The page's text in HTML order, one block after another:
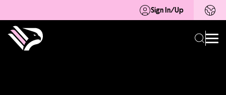
Sign In/Up